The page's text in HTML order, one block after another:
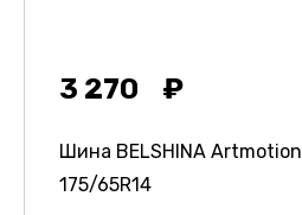
3 270
Шина BELSHINA Artmotion
175/65R14